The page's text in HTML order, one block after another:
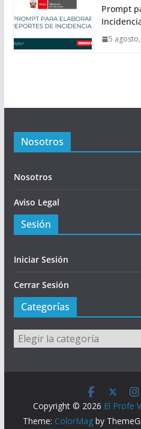
Prompt
5
Nosotros
Nosotros
Aviso Legal
Sesión
Iniciar Sesión
Cerrar Sesión
Categorías
Categorías
Copyright © 2026 El Profe
Theme: ColorMagby